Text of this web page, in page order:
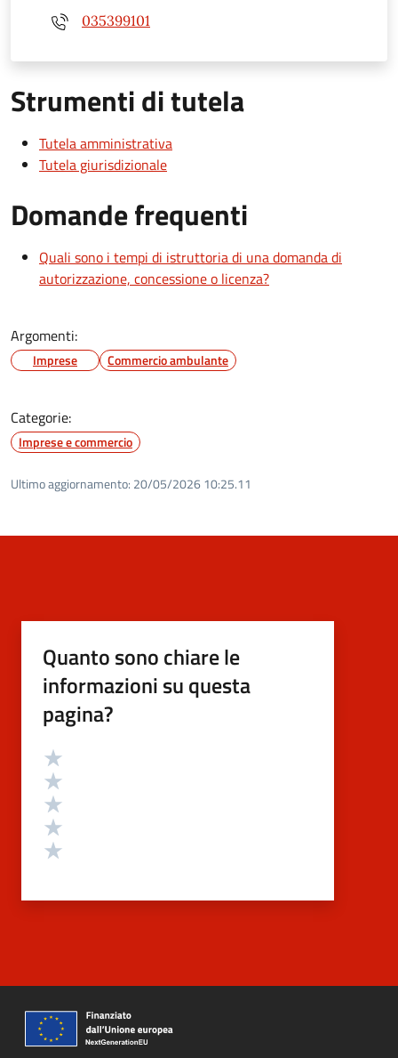
035399101
Strumenti di tutela
Tutela amministrativa
Tutela giurisdizionale
Domande frequenti
Quali sono i tempi di istruttoria di una domanda di
autorizzazione, concessione o licenza?
Argomenti:
Imprese Commercio ambulante
Categorie:
Imprese e commercio
Ultimo aggiornamento: 20/05/2026 10:25.11
Quanto sono chiare le
informazioni su questa
pagina?
Valutazione